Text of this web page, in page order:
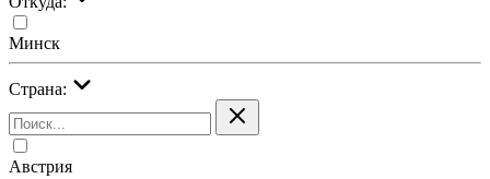
Минск
Страна:
Австрия